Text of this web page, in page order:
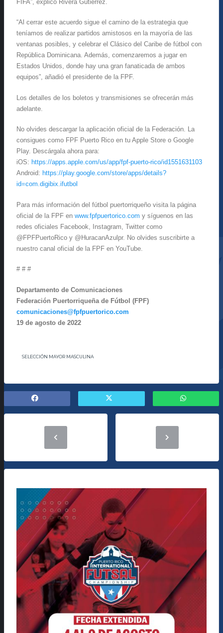
FIFA”, explicó Rivera Gutiérrez.
“Al cerrar este acuerdo sigue el camino de la estrategia que
teníamos de realizar partidos amistosos en la mayoría de las
ventanas posibles, y celebrar el Clásico del Caribe de fútbol con
República Dominicana. Además, comenzaremos a jugar en
Estados Unidos, donde hay una gran fanaticada de ambos
equipos”, añadió el presidente de la FPF.
Los detalles de los boletos y transmisiones se ofrecerán más
adelante.
No olvides descargar la aplicación oficial de la Federación. La
consigues como FPF Puerto Rico en tu Apple Store o Google
Play. Descárgala ahora para:
iOS: https://apps.apple.com/us/app/fpf-puerto-rico/id1551631103
Android: https://play.google.com/store/apps/details?
id=com.digibix.ifutbol
Para más información del fútbol puertorriqueño visita la página
oficial de la FPF en www.fpfpuertorico.com y síguenos en las
redes oficiales Facebook, Instagram, Twitter como
@FPFPuertoRico y @HuracanAzulpr. No olvides suscribirte a
nuestro canal oficial de la FPF en YouTube.
# # #
Departamento de Comunicaciones
Federación Puertorriqueña de Fútbol (FPF)
comunicaciones@fpfpuertorico.com
19 de agosto de 2022
SELECCIÓN MAYOR MASCULINA